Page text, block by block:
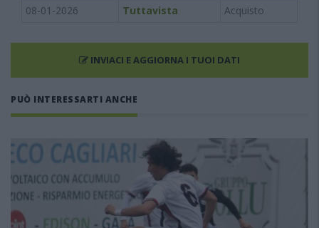
08-01-2026
Tuttavista Acquisto
INVIACI E AGGIORNA I TUOI DATI
PUÒ INTERESSARTI ANCHE